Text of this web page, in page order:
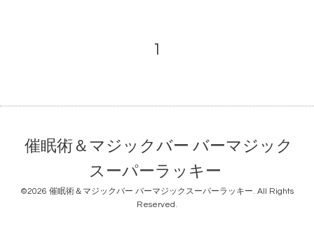
1
催眠術＆マジックバー バーマジック
スーパーラッキー
©2026 催眠術＆マジックバー バーマジックスーパーラッキー. All Rights
Reserved.